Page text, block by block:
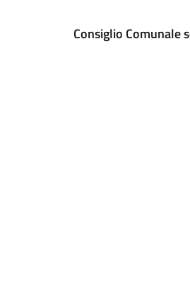
Consiglio Comunale